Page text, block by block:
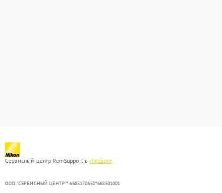
Сервисный центр RemSupport в Ижевске
ООО "СЕРВИСНЫЙ ЦЕНТР"* 6685170650*668501001